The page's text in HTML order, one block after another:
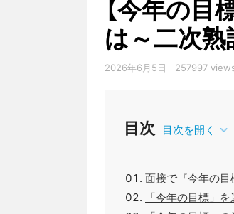
【今年の目
は～二次
2026年6月5日 257997
目次 目次を開く
面接で『今年の
「今年の目標」